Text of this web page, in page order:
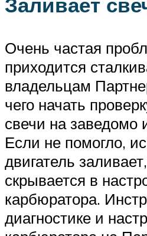
Очень частая
приходится
владельцам
чего начать
свечи на заведомо
Если не помогло,
двигатель
скрывается в
карбюратора.
диагностике и